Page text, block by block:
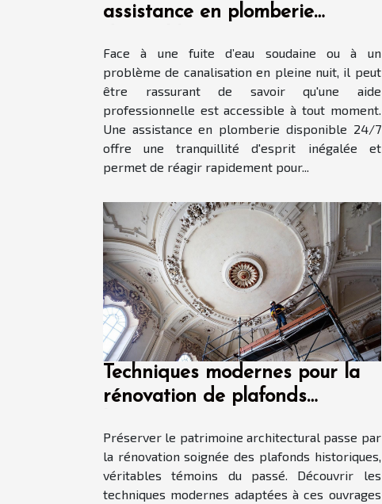
assistance en plomberie
Face à une fuite d’eau soudaine ou à un
problème de canalisation en pleine nuit, il peut
être rassurant de savoir qu'une aide
professionnelle est accessible à tout moment.
Une assistance en plomberie disponible 24/7
offre une tranquillité d'esprit inégalée et
permet de réagir rapidement pour...
Techniques modernes pour la
rénovation de plafonds
Préserver le patrimoine architectural passe par
la rénovation soignée des plafonds historiques,
véritables témoins du passé. Découvrir les
techniques modernes adaptées à ces ouvrages